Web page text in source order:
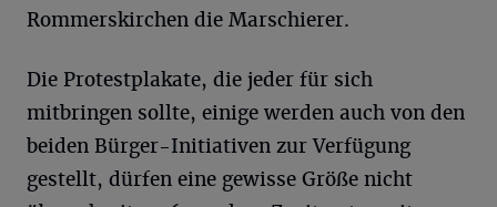
Rommerskirchen die Marschierer.
Die Protestplakate, die jeder für sich
mitbringen sollte, einige werden auch von den
beiden Bürger-Initiativen zur Verfügung
gestellt, dürfen eine gewisse Größe nicht